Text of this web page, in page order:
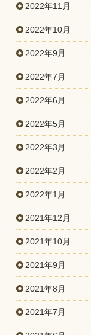
2022年11月
2022年10月
2022年9月
2022年7月
2022年6月
2022年5月
2022年3月
2022年2月
2022年1月
2021年12月
2021年10月
2021年9月
2021年8月
2021年7月